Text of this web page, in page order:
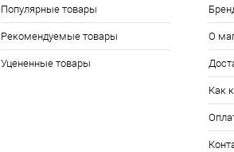
Популярные товары
Рекомендуемые товары
Уцененные товары
О
Как